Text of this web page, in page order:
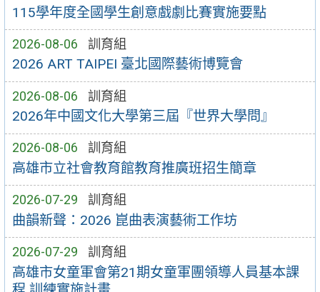
115學年度全國學生創意戲劇比賽實施要點
2026-08-06 訓育組
2026 ART TAIPEI 臺北國際藝術博覽會
2026-08-06 訓育組
2026年中國文化大學第三屆『世界大學問』
2026-08-06 訓育組
高雄市立社會教育館教育推廣班招生簡章
2026-07-29 訓育組
曲韻新聲：2026 崑曲表演藝術工作坊
2026-07-29 訓育組
高雄市女童軍會第21期女童軍團領導人員基本課